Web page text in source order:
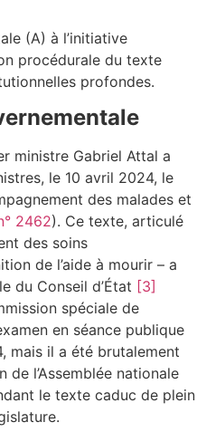
(A) à l’initiative
procédurale du texte
profondes.
ministre Gabriel Attal a
le 10 avril 2024, le
des malades et
2462). Ce texte, articulé
des soins
de l’aide à mourir – a
du Conseil d’État [3]
spéciale de
en séance publique
mais il a été brutalement
l’Assemblée nationale
le texte caduc de plein